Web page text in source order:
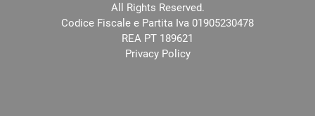
All Rights Reserved.
Codice Fiscale e Partita Iva 01905230478
REA PT 189621
Privacy Policy